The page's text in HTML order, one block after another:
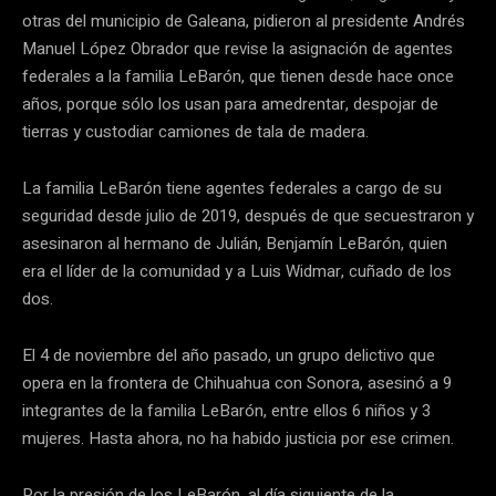
otras del municipio de Galeana, pidieron al presidente Andrés
Manuel López Obrador que revise la asignación de agentes
federales a la familia LeBarón, que tienen desde hace once
años, porque sólo los usan para amedrentar, despojar de
tierras y custodiar camiones de tala de madera.
La familia LeBarón tiene agentes federales a cargo de su
seguridad desde julio de 2019, después de que secuestraron y
asesinaron al hermano de Julián, Benjamín LeBarón, quien
era el líder de la comunidad y a Luis Widmar, cuñado de los
dos.
El 4 de noviembre del año pasado, un grupo delictivo que
opera en la frontera de Chihuahua con Sonora, asesinó a 9
integrantes de la familia LeBarón, entre ellos 6 niños y 3
mujeres. Hasta ahora, no ha habido justicia por ese crimen.